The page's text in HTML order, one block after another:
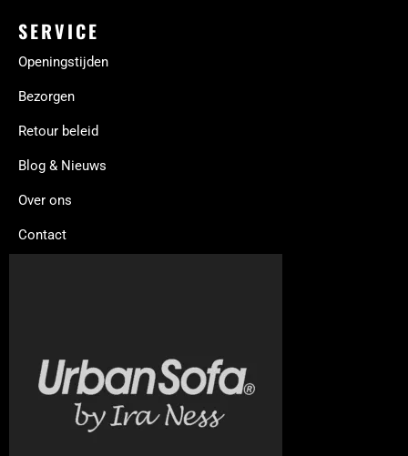
SERVICE
Openingstijden
Bezorgen
Retour beleid
Blog & Nieuws
Over ons
Contact